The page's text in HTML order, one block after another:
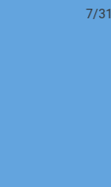
7/31